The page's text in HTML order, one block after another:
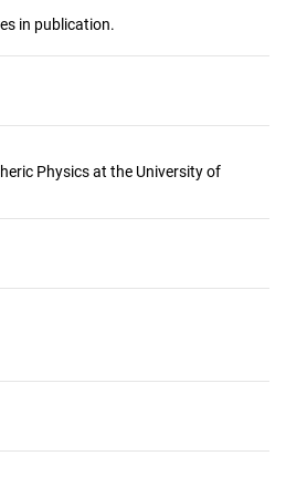
Physics at the University of